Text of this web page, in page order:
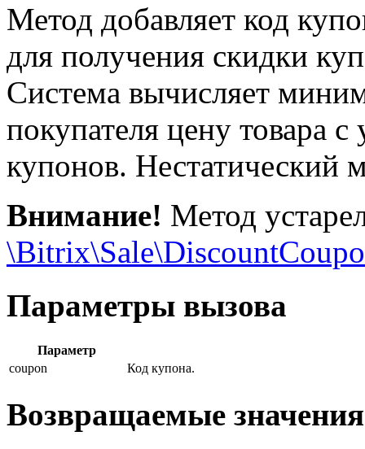
Метод добавляет код
для получения скидки
Система вычисляет
покупателя цену товара
купонов. Нестатический
Внимание! Метод
Параметры вызова
Параметр
coupon
Код купона.
Возвращаемые значения